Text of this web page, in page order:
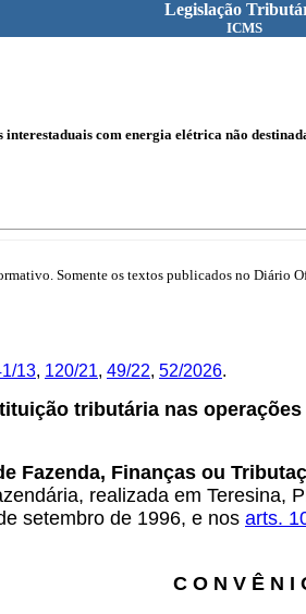
Legislação
ICMS
com energia elétrica não
Somente os textos publicados no Diário
13, 120/21, 49/22, 52/2026.
tributária nas
Fazenda, Finanças ou
realizada em Teresina,
setembro de 1996, e nos arts.
C O N V Ê N I